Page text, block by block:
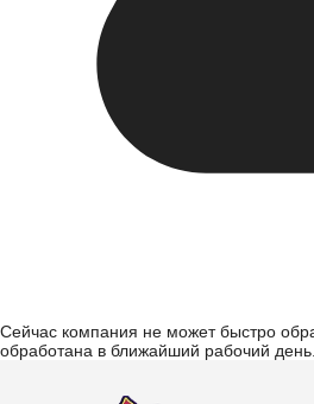
Сейчас компания не может быстро
обработана в ближайший рабочий день.